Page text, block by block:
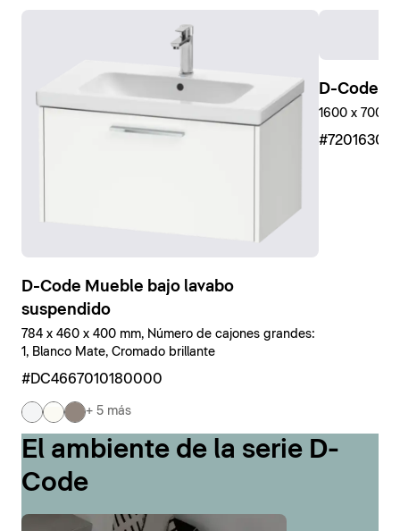
D-Code Mueble bajo lavabo
suspendido
784 x 460 x 400 mm, Número de cajones grandes:
1, Blanco Mate, Cromado brillante
#DC4667010180000
+ 5 más
D-Code
1600 x 700
El ambiente de la serie D-
Code